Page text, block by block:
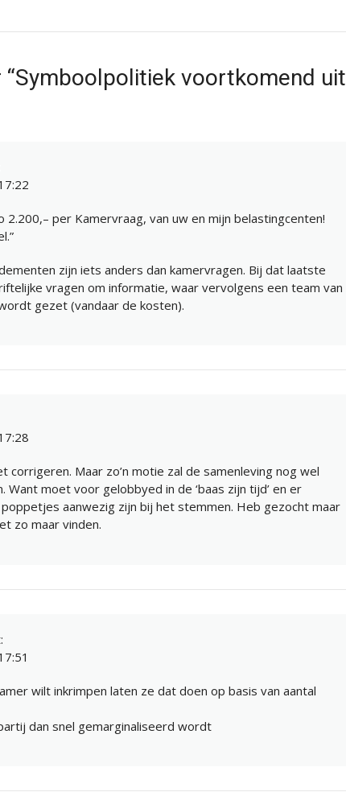
“Symboolpolitiek voortkomend uit
2.200,– per Kamervraag, van uw en mijn belastingcenten!
zijn iets anders dan kamervragen. Bij dat laatste
vragen om informatie, waar vervolgens een team van
gezet (vandaar de kosten).
corrigeren. Maar zo’n motie zal de samenleving nog wel
Want moet voor gelobbyed in de ‘baas zijn tijd’ en er
aanwezig zijn bij het stemmen. Heb gezocht maar
zo maar vinden.
wilt inkrimpen laten ze dat doen op basis van aantal
dan snel gemarginaliseerd wordt